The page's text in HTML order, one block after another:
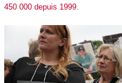
450 000 depuis 1999.